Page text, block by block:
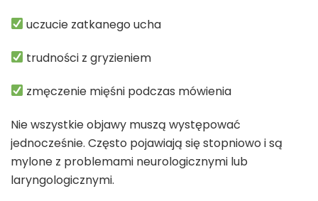
uczucie zatkanego ucha
trudności z gryzieniem
zmęczenie mięśni podczas mówienia
Nie wszystkie objawy muszą występować
jednocześnie. Często pojawiają się stopniowo i są
mylone z problemami neurologicznymi lub
laryngologicznymi.